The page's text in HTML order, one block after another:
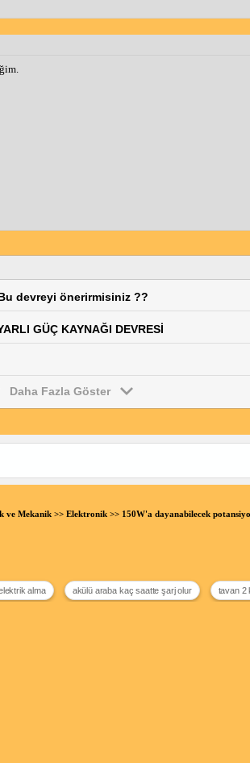
devreyi önerirmisiniz ??
GÜÇ KAYNAĞI DEVRESİ
Daha Fazla Göster
ve Mekanik>> Elektronik>> 150W'a dayanabilecek
alma akülü araba kaç saatte şarj olur tavan 2